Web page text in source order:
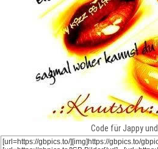
Code für Jappy und